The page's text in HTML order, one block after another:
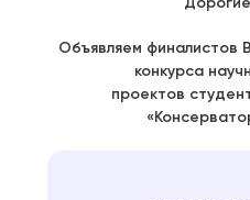
Объявляем финалистов
конкурса
проектов